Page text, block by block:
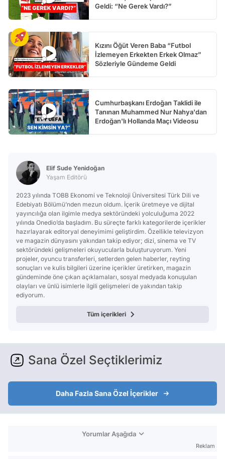
Geldi: “Ne Gerek Vardı?”
Kızını Öğüt Veren Baba “Futbol
İzlemeyen Erkekten Erkek Olmaz”
Sözleriyle Gündeme Geldi
Cumhurbaşkanı Erdoğan Taklidi ile
Tanınan Muhammed Nur Nahya'dan
Erdoğan'lı Hollanda Maçı Videosu
Elif Sude Yenidoğan
Yaşam Editörü
2023 yılında TOBB Ekonomi ve Teknoloji Üniversitesi Türk Dili ve
Edebiyatı Bölümü’nden mezun oldum. İçerik üretmeye ve dijital
yayıncılığa olan ilgimle medya sektöründeki yolculuğuma 2022
yılında Onedio’da başladım. Bu süreçte farklı kategorilerde içerikler
hazırlayarak editoryal deneyimimi geliştirdim. Özellikle televizyon
ve magazin dünyasını yakından takip ediyor; dizi, sinema ve TV
sektöründeki gelişmeleri okuyucularla buluşturuyorum. Yeni
projeler, oyuncu transferleri, setlerden gelen haberler, reyting
sonuçları ve kulis bilgileri üzerine içerikler üretirken, magazin
gündeminde öne çıkan açıklamaları, sosyal medyada konuşulan
olayları ve ünlü isimlerle ilgili gelişmeleri de yakından takip
ediyorum.
Tüm içerikleri
Sana Özel Seçtiklerimiz
Daha Fazla Sana Özel İçerikler
Yorumlar Aşağıda
Reklam